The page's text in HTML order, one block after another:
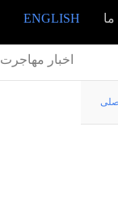
ENGLISH
اخبار مهاجرت